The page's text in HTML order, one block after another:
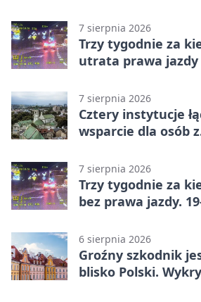
7 sierpnia 2026
Trzy tygodnie za
utrata prawa
7 sierpnia 2026
Cztery instytucje
wsparcie dla osób z
7 sierpnia 2026
Trzy tygodnie za
bez prawa jazdy.
6 sierpnia 2026
Groźny szkodnik
blisko Polski.